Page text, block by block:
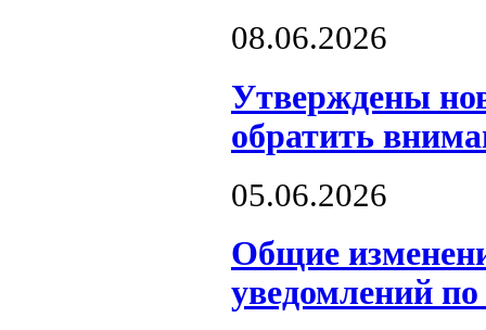
08.06.2026
️Утверждены
обратить
05.06.2026
Общие
уведомлений